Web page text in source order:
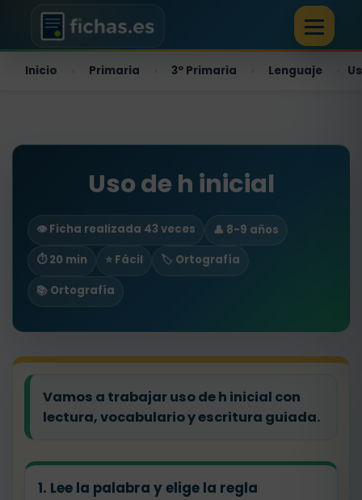
Inicio Primaria 3º Primaria Lenguaje
Uso de h inicial
👁️ Ficha realizada 43 veces
👤 8-9 años
⏱ 20 min
⭐ Fácil
🏷️ Ortografía
📚 Ortografía
Vamos a trabajar uso de h inicial con
lectura, vocabulario y escritura guiada.
1. Lee la palabra y elige la regla